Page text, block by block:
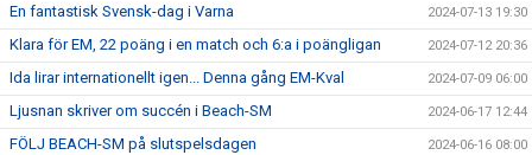
En fantastisk Svensk-dag i Varna 2024-07-13 19:30
Klara för EM, 22 poäng i en match och 6:a i poängligan 2024-07-12 20:36
Ida lirar internationellt igen... Denna gång EM-Kval 2024-07-09 06:00
Ljusnan skriver om succén i Beach-SM 2024-06-17 12:44
FÖLJ BEACH-SM på slutspelsdagen 2024-06-16 08:00